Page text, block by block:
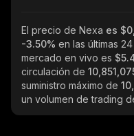
El precio de Nexa es
-3.50% en las últimas
mercado en vivo es
circulación de
suministro máximo de
un volumen de trading